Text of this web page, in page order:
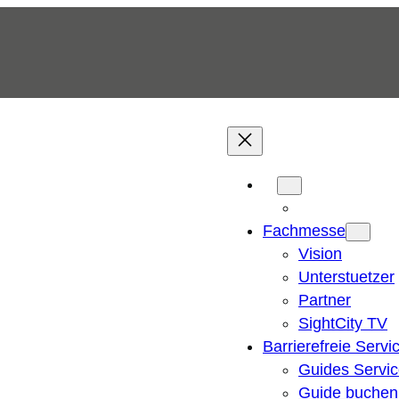
Fachmesse
Vision
Unterstuetzer
Partner
SightCity TV
Barrierefreie
Guides
Guide buchen